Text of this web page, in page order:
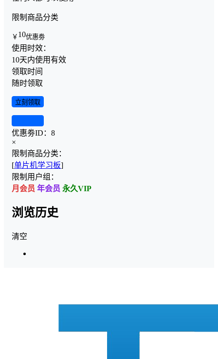
限制商品分类
￥ 10优惠劵
使用时效：
10天内使用有效
领取时间
随时领取
立刻领取
优惠劵ID： 8
×
限制商品分类：
[单片机学习板]
限制用户组：
月会员 年会员 永久VIP
浏览历史
清空